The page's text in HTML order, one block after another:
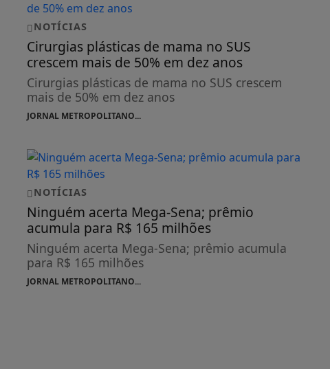
NOTÍCIAS
Cirurgias plásticas de mama no SUS
crescem mais de 50% em dez anos
Cirurgias plásticas de mama no SUS crescem
mais de 50% em dez anos
JORNAL METROPOLITANO...
NOTÍCIAS
Ninguém acerta Mega-Sena; prêmio
acumula para R$ 165 milhões
Ninguém acerta Mega-Sena; prêmio acumula
para R$ 165 milhões
JORNAL METROPOLITANO...